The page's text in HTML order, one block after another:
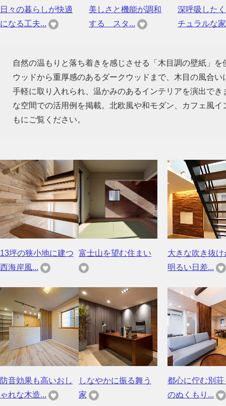
日々の暮らしが快適
になる工夫...
美しさと機能が調和
する スタ...
深呼吸した
チュラルな家
自然の温もりと落ち着きを感じさせる「木目調の壁紙」
ウッドから重厚感のあるダークウッドまで、木目の風合
手軽に取り入れられ、温かみのあるインテリアを演出で
な空間での活用例を掲載。北欧風や和モダン、カフェ風
もにご覧ください。
13坪の狭小地に建つ
西海岸風...
富士山を望む住まい
大きな吹き抜け
明るい日差...
防音効果も高いおし
ゃれな木造...
しなやかに振る舞う
家
都心に佇む別荘
のぬくもり...